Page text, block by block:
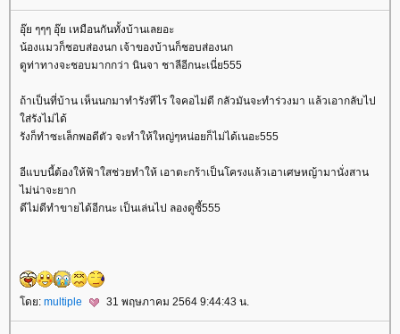
อุ๊ย ๆๆๆ อุ๊ย เหมือนกันทั้งบ้านเลยอะ
น้องแมวก็ชอบส่องนก เจ้าของบ้านก็ชอบส่องนก
ดูท่าทางจะชอบมากกว่า นินจา ชาลีอีกนะเนี่ย555
ถ้าเป็นที่บ้าน เห็นนกมาทำรังทีไร ใจคอไม่ดี กลัวมันจะทำร่วงมา แล้วเอากลับไป
ส่รังไม่ได้
รังก็ทำซะเล็กพอดีตัว จะทำให้ใหญ่ๆหน่อยก็ไม่ได้เนอะ555
อีแบบนี้ต้องให้ฟ้าใสช่วยทำให้ เอาตะกร้าเป็นโครงแล้วเอาเศษหญ้ามานั่งสาน
ไม่น่าจะยาก
ดีไม่ดีทำขายได้อีกนะ เป็นเล่นไป ลองดูซี้555
ดย: multiple 31 พฤษภาคม 2564 9:44:43 น.